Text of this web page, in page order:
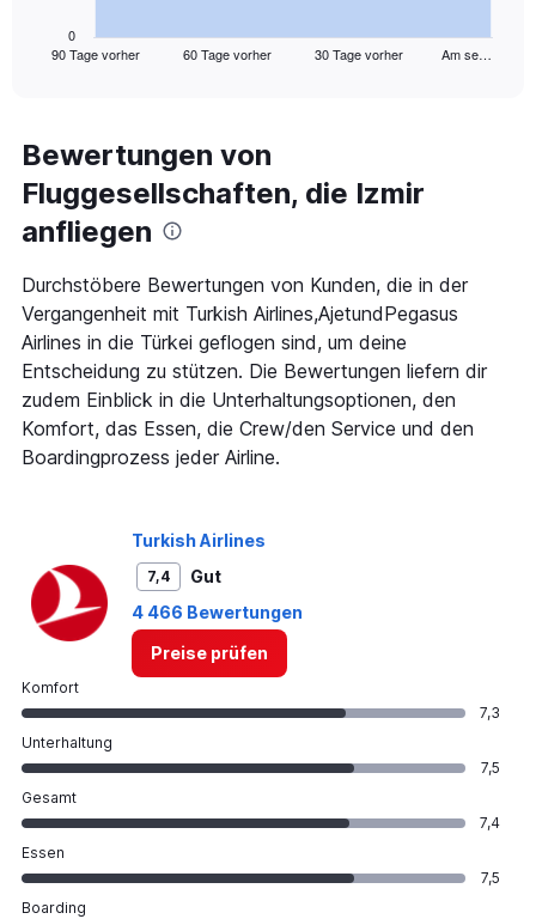
Range:
91
categories.
The
chart
1
Y
axis
displaying
values.
Range:
0
to
450.
90 Tage vorher 60 Tage vorher 30 Tage vorher Am se…
0
End
Bewertungen von
Fluggesellschaften, die Izmir
anfliegen
Durchstöbere Bewertungen von Kunden, die in der
Vergangenheit mit Turkish Airlines,AjetundPegasus
Airlines in die Türkei geflogen sind, um deine
Entscheidung zu stützen. Die Bewertungen liefern dir
zudem Einblick in die Unterhaltungsoptionen, den
Komfort, das Essen, die Crew/den Service und den
Boardingprozess jeder Airline.
Turkish Airlines
7,4
Gut
4 466 Bewertungen
Preise prüfen
Komfort
7,3
Unterhaltung
7,5
Gesamt
7,4
Essen
7,5
Boarding